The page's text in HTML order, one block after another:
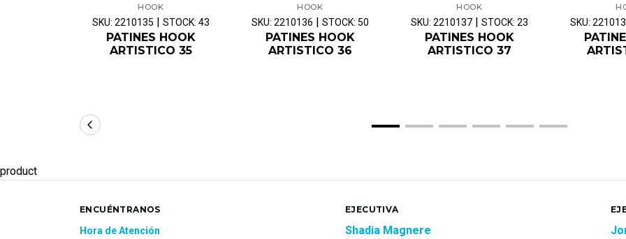
HOOK
SKU: 2210135 | STOCK: 43
PATINES HOOK
ARTISTICO 35
HOOK
SKU: 2210136 | STOCK: 50
PATINES HOOK
ARTISTICO 36
HOOK
SKU: 2210137 | STOCK: 23
PATINES HOOK
ARTISTICO 37
SKU:
product
ENCUÉNTRANOS
Hora de Atención
EJECUTIVA
Shadia Magnere